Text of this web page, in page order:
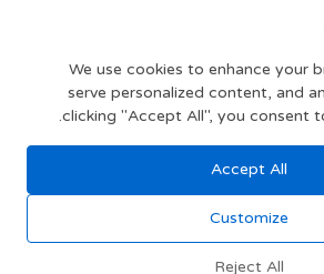
צרפו אותי
תקנון האתר
We use cookies to enhance your
serve personalized content, and
clicking "Accept All", you consent
Accept All
Customize
Reject All